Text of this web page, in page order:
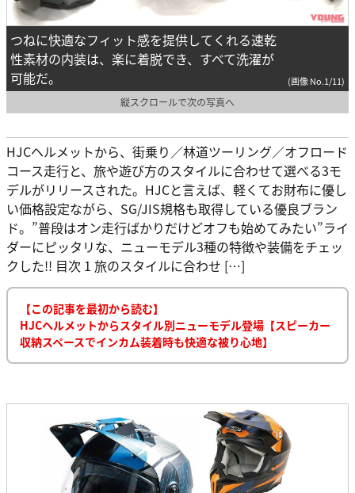
つねに快適なフィット感を提供してくれる速乾
性素材の内装は、楽に着脱でき、すべて洗濯が
可能だ。
(画像 No.1/11)
縦スクロールで次の写真へ
HJCヘルメットから、街乗り／林道ツーリング／オフロード
コース走行と、旅や遊び方のスタイルに合わせて選べる3モ
デルがリリースされた。HJCと言えば、軽くてお財布に優し
い価格設定ながら、SG/JIS規格も取得している優良ブラン
ド。”普段はオン走行ばかりだけどオフも始めてみたい”ライ
ダーにピッタリな、ニューモデル3種の特徴や装備をチェッ
クした!! 目次 1 旅のスタイルに合わせ […]
【この記事を最初から読む】
HJCヘルメットからスタイル別ニューモデル登場【スピーカー
収納スペースでインカム装着時も快適な被り心地】